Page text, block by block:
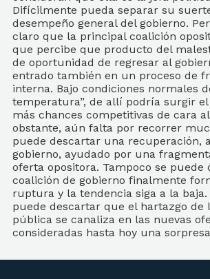
Difícilmente pueda separar su
desempeño general del gobierno.
claro que la principal coalición
que percibe que producto del
de oportunidad de regresar al
entrado también en un proceso de
interna. Bajo condiciones normales
temperatura”, de allí podría surgir
más chances competitivas de cara
obstante, aún falta por recorrer
puede descartar una recuperación,
gobierno, ayudado por una
oferta opositora. Tampoco se puede
coalición de gobierno finalmente
ruptura y la tendencia siga a la baja.
puede descartar que el hartazgo de
pública se canaliza en las nuevas
consideradas hasta hoy una